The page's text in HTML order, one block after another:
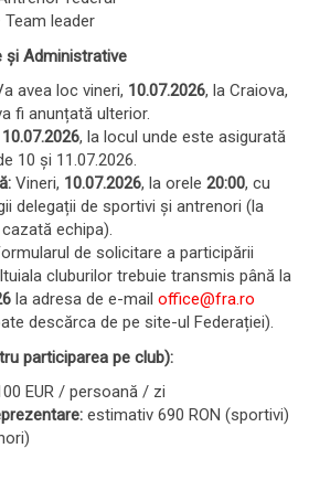
Team leader
și Administrative
avea loc vineri, 10.07.2026, la Craiova,
fi anunțată ulterior.
10.07.2026, la locul unde este asigurată
10 şi 11.07.2026.
Vineri, 10.07.2026, la orele 20:00, cu
delegații de sportivi și antrenori (la
echipa).
de solicitare a participării
cluburilor trebuie transmis până la
la adresa de e-mail office@fra.ro
descărca de pe site-ul Federației).
participarea pe club):
EUR / persoană / zi
estimativ 690 RON (sportivi)